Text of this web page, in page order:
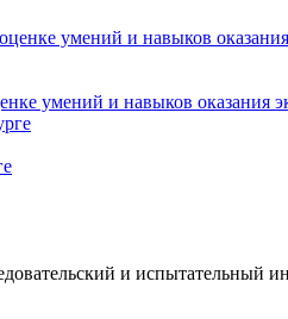
умений и навыков
и